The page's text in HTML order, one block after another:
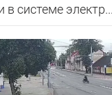
в системе электр...